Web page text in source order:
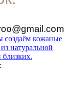
кожаные
натуральной
близких.